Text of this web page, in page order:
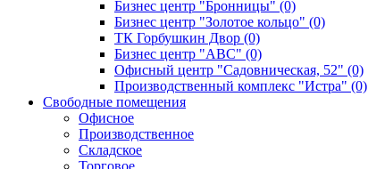
Бизнес центр "Бронницы" (0)
Бизнес центр "Золотое кольцо" (0)
ТК Горбушкин Двор (0)
Бизнес центр "АВС" (0)
Офисный центр "Садовническая, 52" (0)
Производственный комплекс "Истра" (0)
Свободные помещения
Офисное
Производственное
Складское
Торговое